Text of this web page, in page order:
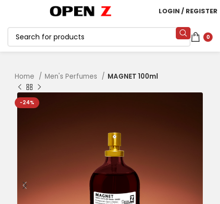
LOGIN / REGISTER
0
Home Men's Perfumes MAGNET 100ml
-24%